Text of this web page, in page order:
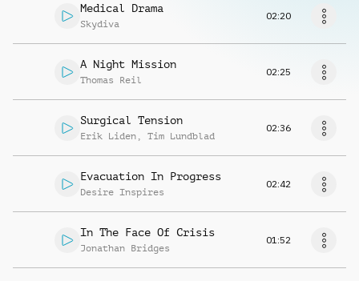
Medical Drama
Skydiva
02:20
A Night Mission
Thomas Reil
02:25
Surgical Tension
Erik Liden , Tim Lundblad
02:36
Evacuation In Progress
Desire Inspires
02:42
In The Face Of Crisis
Jonathan Bridges
01:52